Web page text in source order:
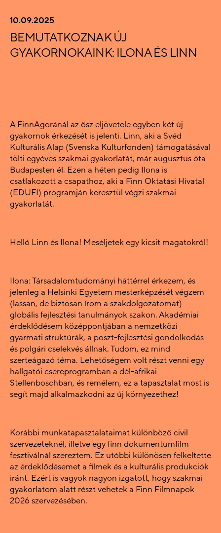
10.09.2025
BEMUTATKOZNAK ÚJ
GYAKORNOKAINK: ILONA ÉS LINN
A FinnAgoránál az ősz eljövetele egyben két új
gyakornok érkezését is jelenti. Linn, aki a Svéd
Kulturális Alap (Svenska Kulturfonden) támogatásával
tölti egyéves szakmai gyakorlatát, már augusztus óta
Budapesten él. Ezen a héten pedig Ilona is
csatlakozott a csapathoz, aki a Finn Oktatási Hivatal
(EDUFI) programján keresztül végzi szakmai
gyakorlatát.
Helló Linn és Ilona! Meséljetek egy kicsit magatokról!
Ilona: Társadalomtudományi háttérrel érkezem, és
jelenleg a Helsinki Egyetem mesterképzését végzem
(lassan, de biztosan írom a szakdolgozatomat)
globális fejlesztési tanulmányok szakon. Akadémiai
érdeklődésem középpontjában a nemzetközi
gyarmati struktúrák, a poszt-fejlesztési gondolkodás
és polgári cselekvés állnak. Tudom, ez mind
szerteágazó téma. Lehetőségem volt részt venni egy
hallgatói csereprogramban a dél-afrikai
Stellenboschban, és remélem, ez a tapasztalat most is
segít majd alkalmazkodni az új környezethez!
Korábbi munkatapasztalataimat különböző civil
szervezeteknél, illetve egy finn dokumentumfilm-
fesztiválnál szereztem. Ez utóbbi különösen felkeltette
az érdeklődésemet a filmek és a kulturális produkciók
iránt. Ezért is vagyok nagyon izgatott, hogy szakmai
gyakorlatom alatt részt vehetek a Finn Filmnapok
2026 szervezésében.